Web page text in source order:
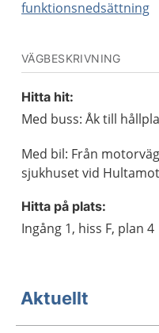
funktionsnedsättning
VÄGBESKRIVNING
Hitta hit:
Med buss: Åk till
Med bil: Från
sjukhuset vid
Hitta på plats:
Ingång 1, hiss F, plan 4
Aktuellt